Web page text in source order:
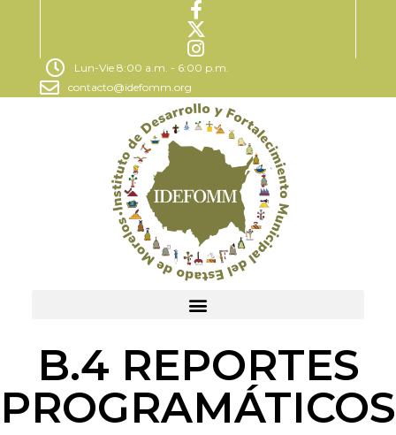
Lun-Vie 8:00 a.m. - 6:00 p.m.
contacto@idefomm.org
B.4 REPORTES
PROGRAMÁTICOS